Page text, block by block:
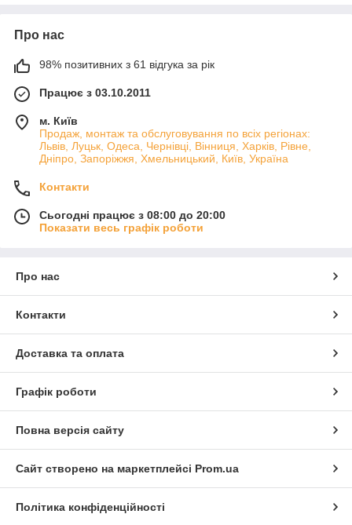
Про нас
98% позитивних з 61 відгука за рік
Працює з 03.10.2011
м. Київ
Продаж, монтаж та обслуговування по всіх регіонах:
Львів, Луцьк, Одеса, Чернівці, Вінниця, Харків, Рівне,
Дніпро, Запоріжжя, Хмельницький, Київ, Україна
Контакти
Сьогодні працює з 08:00 до 20:00
Показати весь графік роботи
Про нас
Контакти
Доставка та оплата
Графік роботи
Повна версія сайту
Сайт створено на маркетплейсі Prom.ua
Політика конфіденційності